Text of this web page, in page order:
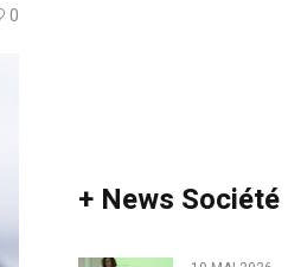
0
+ News Société